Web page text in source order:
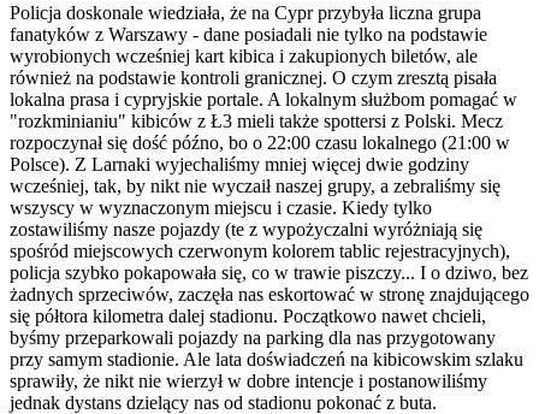
Policja doskonale wiedziała, że na Cypr przybyła liczna grupa
fanatyków z Warszawy - dane posiadali nie tylko na podstawie
wyrobionych wcześniej kart kibica i zakupionych biletów, ale
również na podstawie kontroli granicznej. O czym zresztą pisała
lokalna prasa i cypryjskie portale. A lokalnym służbom pomagać w
"rozkminianiu" kibiców z Ł3 mieli także spottersi z Polski. Mecz
rozpoczynał się dość późno, bo o 22:00 czasu lokalnego (21:00 w
Polsce). Z Larnaki wyjechaliśmy mniej więcej dwie godziny
wcześniej, tak, by nikt nie wyczaił naszej grupy, a zebraliśmy się
wszyscy w wyznaczonym miejscu i czasie. Kiedy tylko
zostawiliśmy nasze pojazdy (te z wypożyczalni wyróżniają się
spośród miejscowych czerwonym kolorem tablic rejestracyjnych),
policja szybko pokapowała się, co w trawie piszczy... I o dziwo, bez
żadnych sprzeciwów, zaczęła nas eskortować w stronę znajdującego
się półtora kilometra dalej stadionu. Początkowo nawet chcieli,
byśmy przeparkowali pojazdy na parking dla nas przygotowany
przy samym stadionie. Ale lata doświadczeń na kibicowskim szlaku
sprawiły, że nikt nie wierzył w dobre intencje i postanowiliśmy
jednak dystans dzielący nas od stadionu pokonać z buta.